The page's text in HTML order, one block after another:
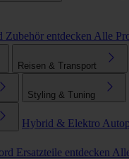
Zubehör entdecken Alle
Reisen & Transport
Styling & Tuning
Hybrid & Elektro
Ersatzteile entdecken